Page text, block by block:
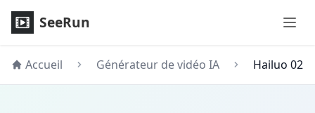
SeeRun
Accueil Générateur de vidéo IA Hailuo 02
Hailuo 02 Générateur Vidéo IA - Modèle avancé texte &